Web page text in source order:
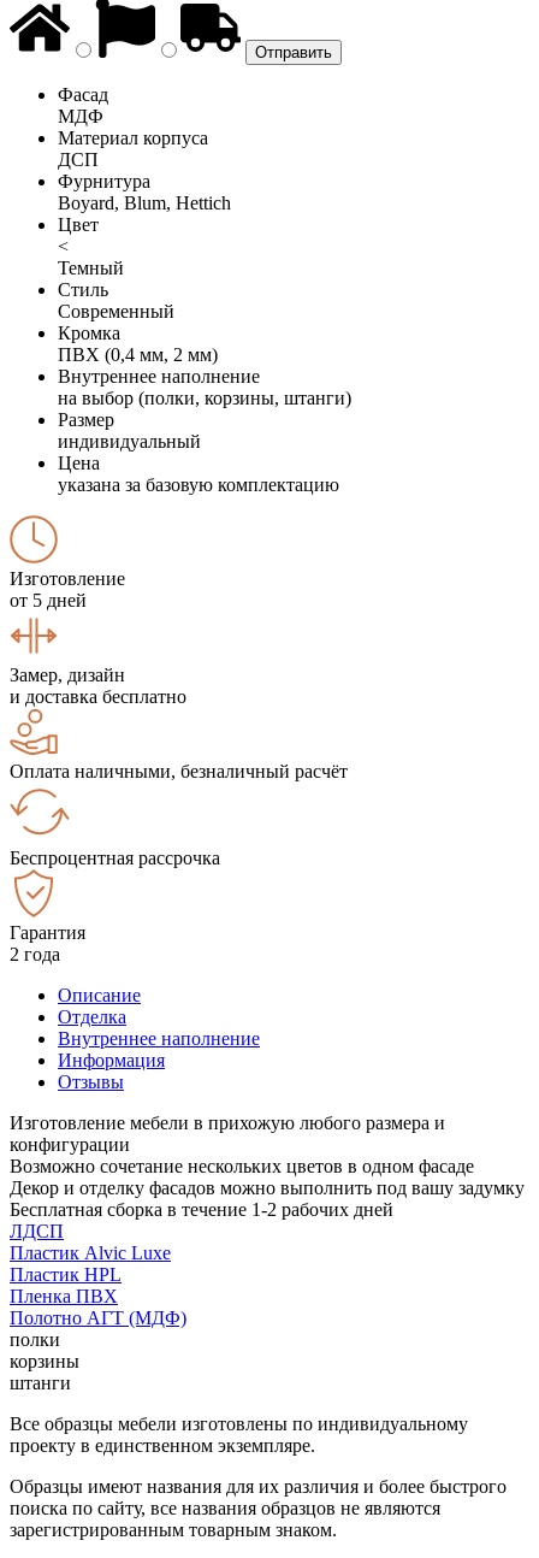
Фасад
МДФ
Материал корпуса
ДСП
Фурнитура
Boyard, Blum, Hettich
Цвет
<
Темный
Стиль
Современный
Кромка
ПВХ (0,4 мм, 2 мм)
Внутреннее наполнение
на выбор (полки, корзины, штанги)
Размер
индивидуальный
Цена
указана за базовую комплектацию
Изготовление
от 5 дней
Замер, дизайн
и доставка бесплатно
Оплата наличными, безналичный расчёт
Беспроцентная рассрочка
Гарантия
2 года
Описание
Отделка
Внутреннее наполнение
Информация
Отзывы
Изготовление мебели в прихожую любого размера и
конфигурации
Возможно сочетание нескольких цветов в одном фасаде
Декор и отделку фасадов можно выполнить под вашу задумку
Бесплатная сборка в течение 1-2 рабочих дней
ЛДСП
Пластик Alvic Luxe
Пластик HPL
Пленка ПВХ
Полотно АГТ (МДФ)
полки
корзины
штанги
Все образцы мебели изготовлены по индивидуальному
проекту в единственном экземпляре.
Образцы имеют названия для их различия и более быстрого
поиска по сайту, все названия образцов не являются
зарегистрированным товарным знаком.